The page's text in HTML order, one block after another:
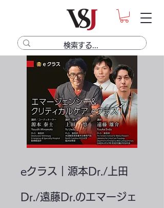
eクラス｜源本Dr./上田
Dr./遠藤Dr.のエマージェ